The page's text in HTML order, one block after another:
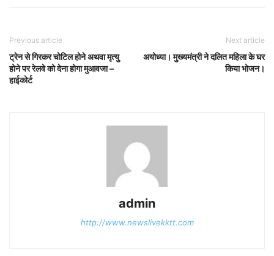
Previous article
ट्रेन से गिरकर चोटिल होने अथवा मृत्यु
होने पर रेलवे को देना होगा मुआवजा –
हाईकोर्ट
Next article
अयोध्या। मुख्यमंत्री ने दलित महिला के घर
किया भोजन।
admin
http://www.newslivekktt.com